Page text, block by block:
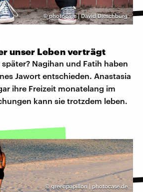
©photocase | David Dieschburg
unser Leben verträgt
Nagihan und Fatih haben
Jawort entschieden. Anastasia
ihre Freizeit monatelang im
kann sie trotzdem leben.
© greenpapillon | photocase.de